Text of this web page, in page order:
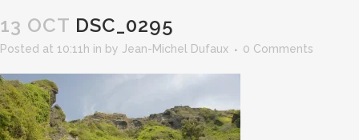
13 OCT DSC_0295
Posted at 10:11h in by Jean-Michel Dufaux 0 Comments